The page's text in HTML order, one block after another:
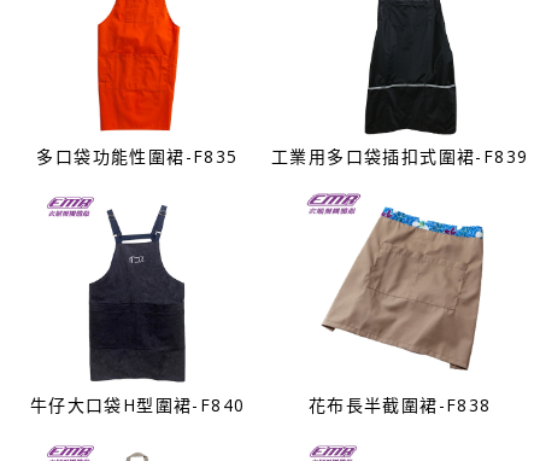
多口袋功能性圍裙-F835 工業用多口袋插扣式圍裙-F839
牛仔大口袋H型圍裙-F840 花布長半截圍裙-F838